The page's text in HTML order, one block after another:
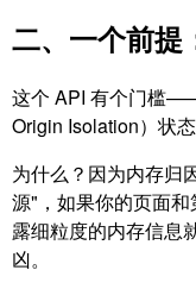
二、一个前提
这个 API 有个门槛
Origin Isolation）状态
为什么？因为内存归
源"，如果你的页面
露细粒度的内存信息
凶。